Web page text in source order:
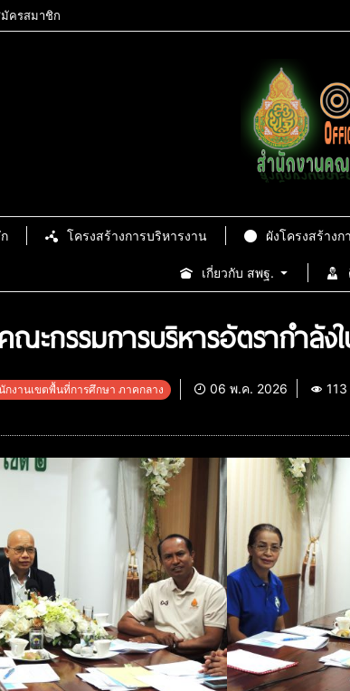
ครสมาชิก
โครงสร้างการบริหารงาน ผังโครงสร้าง
เกี่ยวกับ สพฐ.
คณะกรรมการบริหารอัตรากำ
กงานเขตพื้นที่การศึกษา ภาคกลาง 06 พ.ค. 2026 113